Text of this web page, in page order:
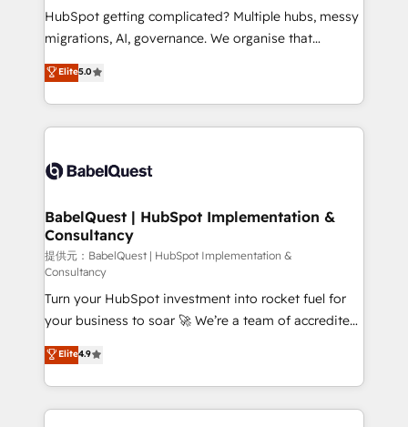
across ChatGPT, Claude, Perplexity, Gemini and
Google AI Overviews. HubSpot Impact Award -
Innovation HubSpot Impact Award - Platform
Migration Excellence HubSpot Impact Award -
accreditations with HubSpot.
HubSpot getting complicated? Multiple hubs, messy
migrations, AI, governance. We organise that
complexity, so your team can put HubSpot to work...
Welcome to our Profile! We help with: • CRM
implementation, reports, workflows, and team
training • CRM migration from Salesforce, Pipedrive,
custom API integrations • AI governance for
Boutique 'Elite' team of 12 • 150+ clients across Sales
Hub, Marketing Hub, Service Hub, Data Hub and
CMS • ISO/IEC 27001:2022, ISO 9001:2015, and ISO
42001:2023 certified - the AI management standard •
GuardHub: our AI governance framework, built on
ISO 42001 Ready for the next step? Click the 👈
'𝗖𝗼𝗻𝘁𝗮𝗰𝘁 𝗯𝘂𝘀𝗶𝗻𝗲𝘀𝘀' button to get in touch (𝘸𝘦'𝘳𝘦
𝘴𝘶𝘱𝘦𝘳 𝘳𝘦𝘴𝘱𝘰𝘯𝘴𝘪𝘷𝘦)
Elite5.0
BabelQuest | HubSpot Implementation &
Consultancy
提供元：BabelQuest | HubSpot Implementation &
Consultancy
Turn your HubSpot investment into rocket fuel for
your business to soar 🚀 We’re a team of accredited
HubSpot experts ready to help you. We can
implement the platform into complex business
environments, optimise what you've got and make
sure you can actually use it, build your website in
Elite4.9